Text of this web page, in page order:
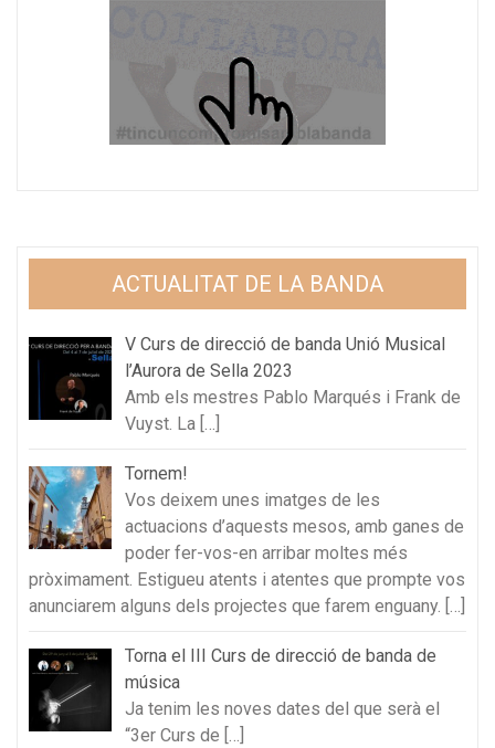
ACTUALITAT DE LA BANDA
V Curs de direcció de banda Unió Musical
l’Aurora de Sella 2023
Amb els mestres Pablo Marqués i Frank de
Vuyst. La […]
Tornem!
Vos deixem unes imatges de les
actuacions d’aquests mesos, amb ganes de
poder fer-vos-en arribar moltes més
pròximament. Estigueu atents i atentes que prompte vos
anunciarem alguns dels projectes que farem enguany. […]
Torna el III Curs de direcció de banda de
música
Ja tenim les noves dates del que serà el
“3er Curs de […]